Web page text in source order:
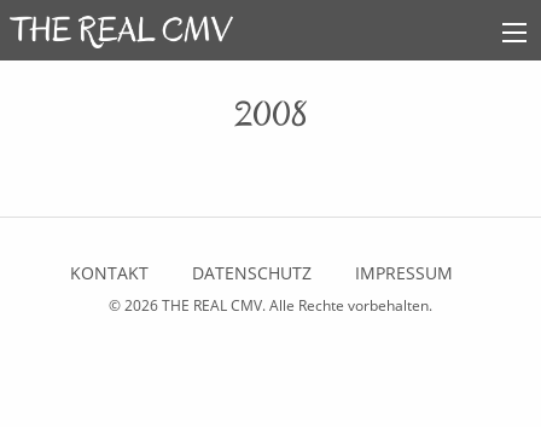
2008
KONTAKT DATENSCHUTZ IMPRESSUM
© 2026THE REAL CMV. Alle Rechte vorbehalten.